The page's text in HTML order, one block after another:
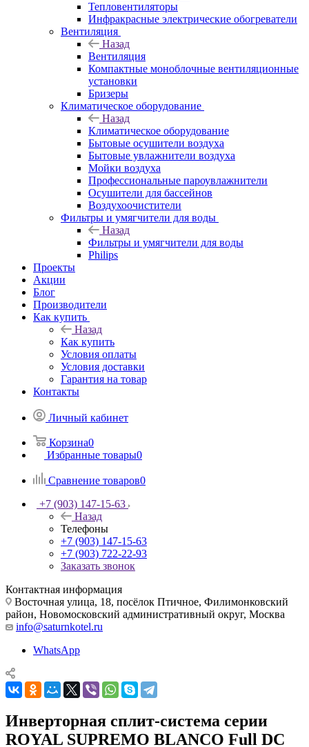
Тепловентиляторы
Инфракрасные электрические обогреватели
Вентиляция
Назад
Вентиляция
Компактные моноблочные вентиляционные
установки
Бризеры
Климатическое оборудование
Назад
Климатическое оборудование
Бытовые осушители воздуха
Бытовые увлажнители воздуха
Мойки воздуха
Профессиональные пароувлажнители
Осушители для бассейнов
Воздухоочистители
Фильтры и умягчители для воды
Назад
Фильтры и умягчители для воды
Philips
Проекты
Акции
Блог
Производители
Как купить
Назад
Как купить
Условия оплаты
Условия доставки
Гарантия на товар
Контакты
Личный кабинет
Корзина0
Избранные товары0
Сравнение товаров0
+7 (903) 147-15-63
Назад
Телефоны
+7 (903) 147-15-63
+7 (903) 722-22-93
Заказать звонок
Контактная информация
Восточная улица, 18, посёлок Птичное, Филимонковский
район, Новомосковский административный округ, Москва
info@saturnkotel.ru
WhatsApp
Инверторная сплит-система серии
ROYAL SUPREMO BLANCO Full DC